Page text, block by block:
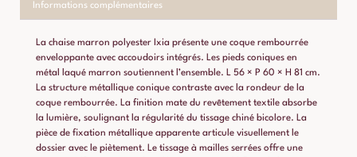
Informations complémentaires
La chaise marron polyester Ixia présente une coque rembourrée
enveloppante avec accoudoirs intégrés. Les pieds coniques en
métal laqué marron soutiennent l’ensemble. L 56 × P 60 × H 81 cm.
La structure métallique conique contraste avec la rondeur de la
coque rembourrée. La finition mate du revêtement textile absorbe
la lumière, soulignant la régularité du tissage chiné bicolore. La
pièce de fixation métallique apparente articule visuellement le
dossier avec le piètement. Le tissage à mailles serrées offre une